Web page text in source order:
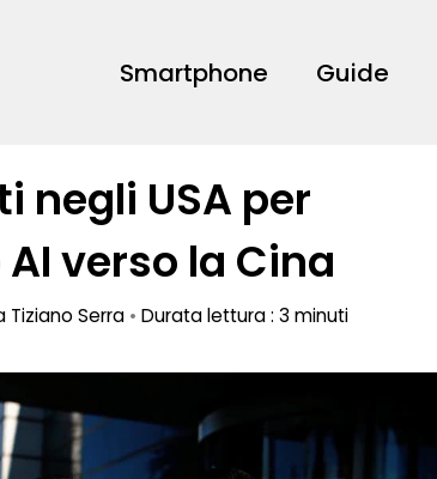
Smartphone Guide
negli USA per
verso la Cina
Tiziano Serra • Durata lettura : 3 minuti